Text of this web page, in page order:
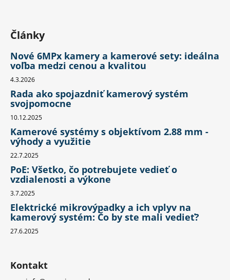
Články
Nové 6MPx kamery a kamerové sety: ideálna
voľba medzi cenou a kvalitou
4.3.2026
Rada ako spojazdniť kamerový systém
svojpomocne
10.12.2025
Kamerové systémy s objektívom 2.88 mm -
výhody a využitie
22.7.2025
PoE: Všetko, čo potrebujete vedieť o
vzdialenosti a výkone
3.7.2025
Elektrické mikrovýpadky a ich vplyv na
kamerový systém: Čo by ste mali vedieť?
27.6.2025
Kontakt